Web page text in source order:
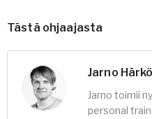
Tästä ohjaajasta
Jarno
Jarno toimii
personal